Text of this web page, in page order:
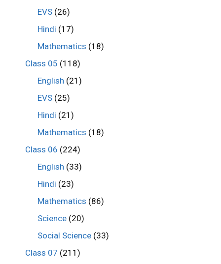
EVS (26)
Hindi (17)
Mathematics (18)
Class 05 (118)
English (21)
EVS (25)
Hindi (21)
Mathematics (18)
Class 06 (224)
English (33)
Hindi (23)
Mathematics (86)
Science (20)
Social Science (33)
Class 07 (211)